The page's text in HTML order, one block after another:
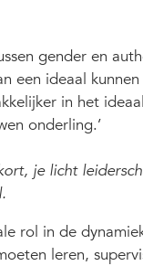
gender en
een ideaal
in het
onderling.’
je licht
rol in de
leren,